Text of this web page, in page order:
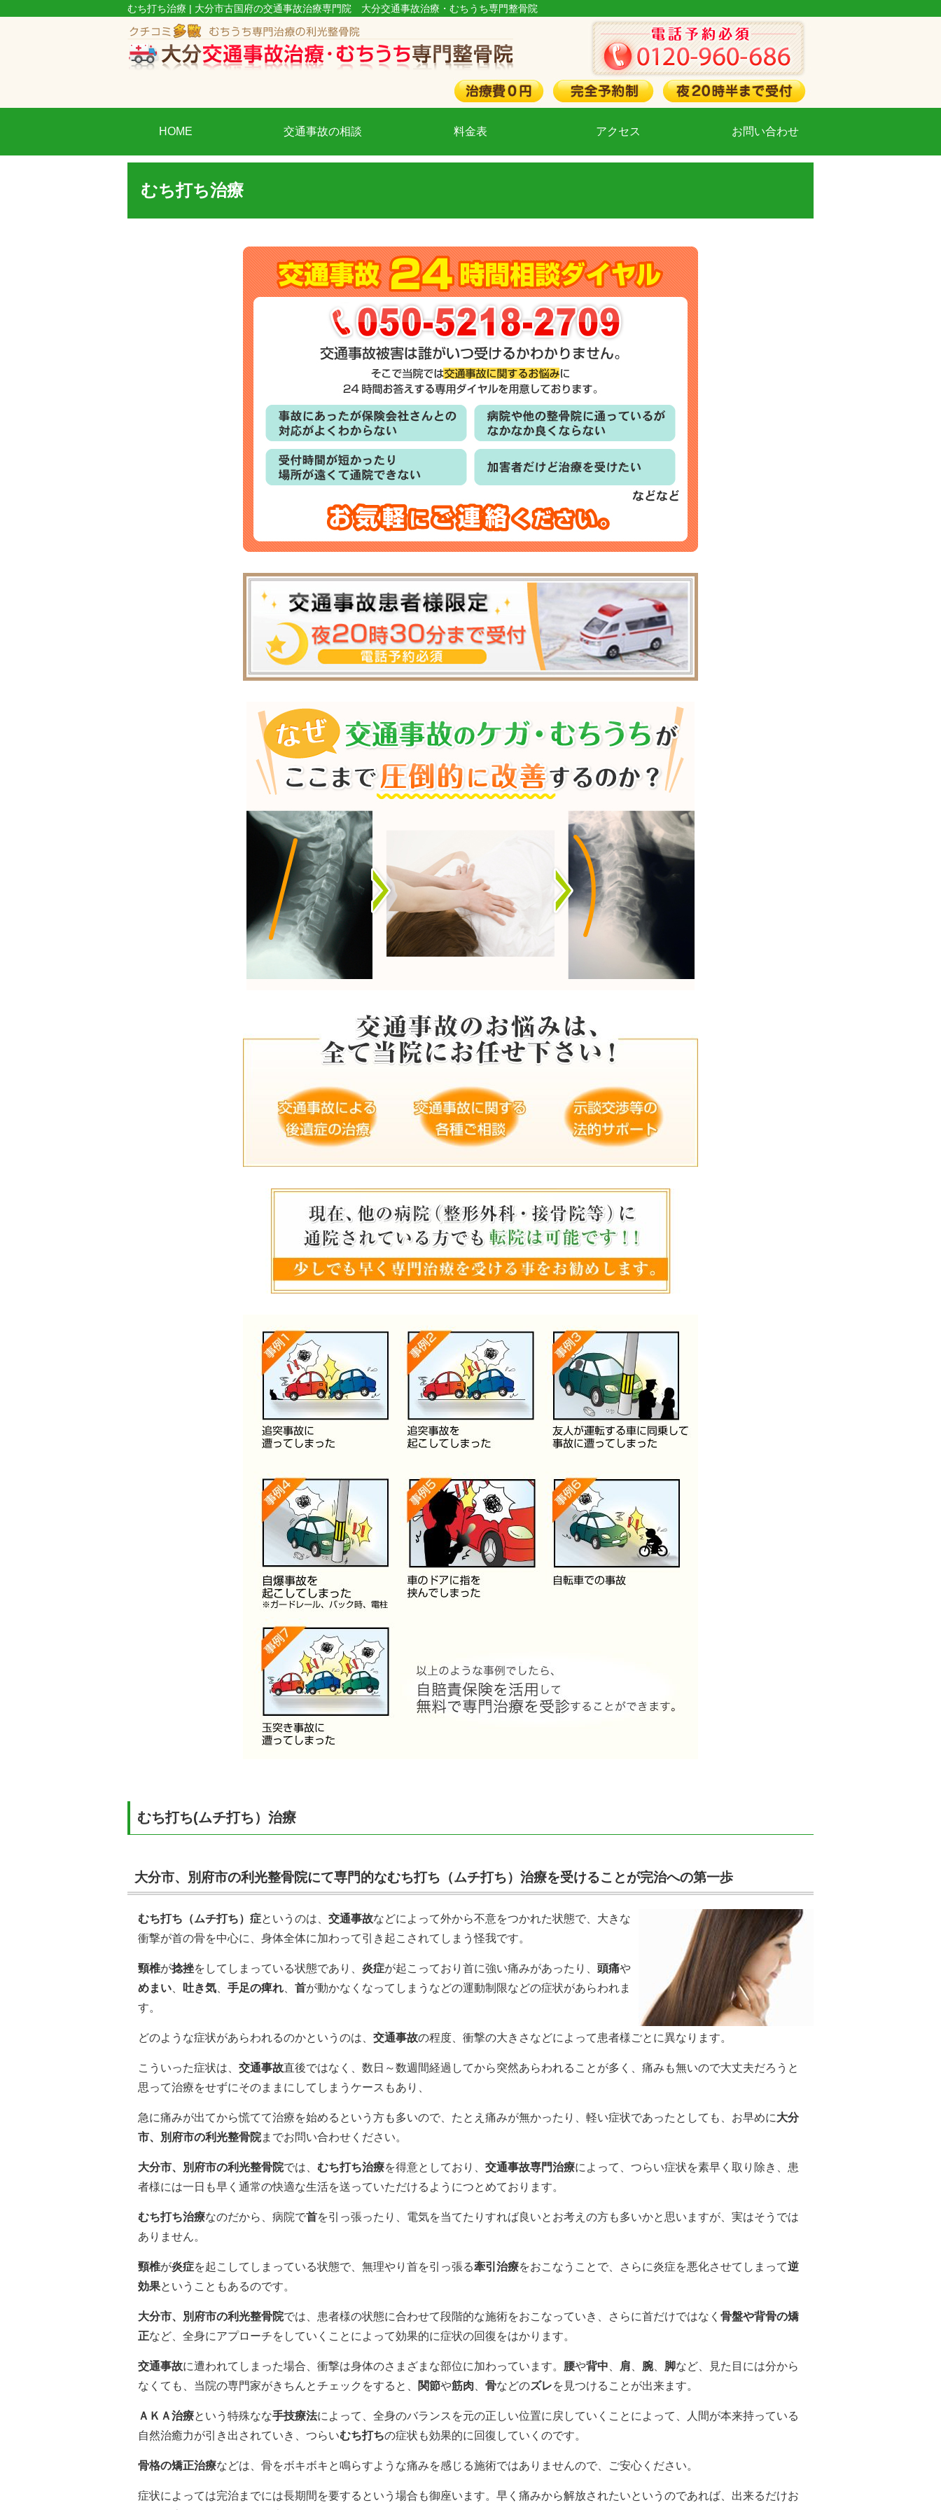
むち打ち治療 | 大分市古国府の交通事故治療専門院 大分交通事故治療・むちうち専門整骨院
HOME 交通事故の相談 料金表 アクセス お問い合わせ
むち打ち治療
むち打ち(ムチ打ち）治療
大分市、別府市の利光整骨院にて専門的なむち打ち（ムチ打ち）治療を受けることが完治への第一歩
むち打ち（ムチ打ち）症というのは、 交通事故などによって外から不意をつかれた状態で、大きな
衝撃が首の骨を中心に、身体全体に加わって引き起こされてしまう怪我です。
頸椎が捻挫をしてしまっている状態であり、 炎症が起こっており首に強い痛みがあったり、 頭痛や
めまい
吐き気 手足の痺れ 首が動かなくなってしまうなどの運動制限などの症状があらわれま
す。
どのような症状があらわれるのかというのは、 交通事故の程度、衝撃の大きさなどによって患者様ごとに異なります。
こういった症状は、 交通事故直後ではなく、数日～数週間経過してから突然あらわれることが多く、痛みも無いので大丈夫だろうと
思って治療をせずにそのままにしてしまうケースもあり、
急に痛みが出てから慌てて治療を始めるという方も多いので、 たとえ痛みが無かったり、軽い症状であったとしても、お早めに大分
市、別府市の利光整骨院までお問い合わせください。
大分市、別府市の利光整骨院では、 むち打ち治療を得意としており、 交通事故専門治療によって、つらい症状を素早く取り除き、患
者様には一日も早く通常の快適な生活を送っていただけるようにつとめております。
むち打ち治療なのだから、病院で首を引っ張ったり、電気を当てたりすれば良いとお考えの方も多いかと思いますが、実はそうでは
ありません。
頸椎が炎症を起こしてしまっている状態で、無理やり首を引っ張る牽引治療をおこなうことで、さらに炎症を悪化させてしまって逆
効果ということもあるのです。
大分市、別府市の利光整骨院では、患者様の状態に合わせて段階的な施術をおこなっていき、さらに首だけではなく 骨盤や背骨の矯
正など、全身にアプローチをしていくことによって効果的に症状の回復をはかります。
交通事故に遭われてしまった場合、衝撃は身体のさまざまな部位に加わっています。 腰や背中 肩 腕、 脚など、見た目には分から
なくても、当院の専門家がきちんとチェックをすると、
関節や筋肉 骨などのズレを見つけることが出来ます。
ＡＫＡ治療という特殊なな手技療法によって、全身のバランスを元の正しい位置に戻していくことによって、人間が本来持っている
自然治癒力が引き出されていき、つらいむち打ちの症状も効果的に回復していくのです。
骨格の矯正治療などは、骨をボキボキと鳴らすような痛みを感じる施術ではありませんので、ご安心ください。
症状によっては完治までには長期間を要するという場合も御座います。早く痛みから解放されたいというのであれば、出来るだけお